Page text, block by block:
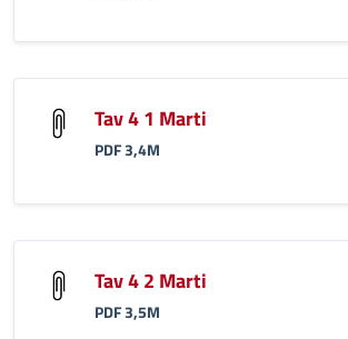
Tav 4 1 Marti
PDF 3,4M
Tav 4 2 Marti
PDF 3,5M